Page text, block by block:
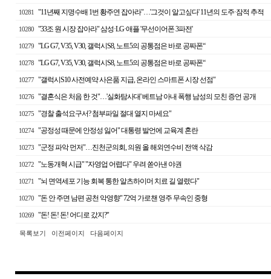
10281 "11년째 지명수배 1번 황주연 잡아라"…'그것이 알고싶다' 11년의 도주·잠적 추적
10280 "33조 원 시장 잡아라" 삼성·LG·애플 '무선이어폰 3파전'
10279 "LG G7, V35, V30, 갤럭시S8, 노트5의 공통점은 바로 공짜폰“
10278 "LG G7, V35, V30, 갤럭시S8, 노트5의 공통점은 바로 공짜폰“
10277 "갤럭시S10 사전예약 사은품 지급, 온라인 스마트폰 시장 선점"
10276 "결혼식은 처음 한 것"…'실화탐사대' 베트남 아내 폭행 남성의 모친 증언 공개
10275 "경찰 출석요구서? 첨부파일 절대 열지 마세요"
10274 "공정성 때문에 안정성 잃어" 대통령 발언에 교육계 혼란
10273 "군정 파악 먼저"…진천군의회, 의원 올 해외연수비 전액 삭감
10272 "노동개혁 시급" "자영업 어렵다" 우려 쏟아낸 야권
10271 "뇌 면역세포 기능 회복 통한 알츠하이머 치료 길 열렸다"
10270 "돈 안 주면 남편 공천 악영향" 72억 가로챈 영주 무속인 중형
10269 "돈! 돈! 돈! 어디로 갔지?"
목록보기 이전페이지 다음페이지